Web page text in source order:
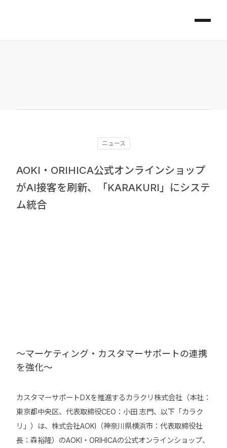
ニュース
AOKI・ORIHICA公式オンラインショップ
がAI接客を刷新、「KARAKURI」にシステ
ム統合
～マーケティング・カスタマーサポートの連携
を強化～
カスタマーサポートDXを推進するカラクリ株式会社（本社：
東京都中央区、代表取締役CEO：小田 志門、以下「カラク
リ」）は、株式会社AOKI（神奈川県横浜市：代表取締役社
長：森裕隆）のAOKI・ORIHICAの公式オンラインショップ、